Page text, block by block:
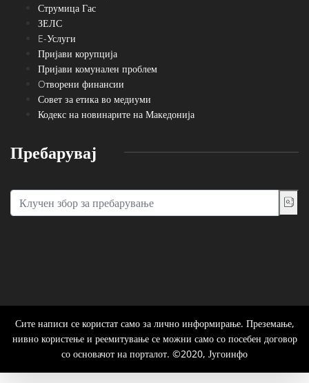
Струмица Гас
ЗЕЛС
E-Услуги
Пријави корупција
Пријави комунален проблем
Oтворени финансии
Совет за етика во медиуми
Кодекс на новинарите на Македонија
Пребарувај
Сите написи се користат само за лично информирање. Преземање,
нивно користење и реемитување се можни само со посебен договор
со основачот на порталот. ©2020, Југоинфо